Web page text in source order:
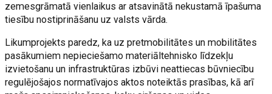
zemesgrāmatā vienlaikus ar atsavinātā nekustamā īpašuma
tiesību nostiprināšanu uz valsts vārda.
Likumprojekts paredz, ka uz pretmobilitātes un mobilitātes
pasākumiem nepieciešamo materiāltehnisko līdzekļu
izvietošanu un infrastruktūras izbūvi neattiecas būvniecību
regulējošajos normatīvajos aktos noteiktās prasības, kā arī